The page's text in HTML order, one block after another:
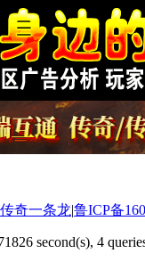
传奇一条龙|鲁ICP备
second(s), 4